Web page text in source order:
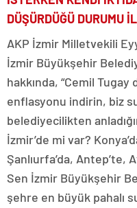
DÜŞÜRDÜĞÜ DURUMU
AKP İzmir Milletvekili
İzmir Büyükşehir
hakkında, “Cemil Tugay
enflasyonu indirin, biz
belediyecilikten
İzmir’de mi var?
Şanlıurfa’da, Antep’te,
Sen İzmir Büyükşehir
şehre en büyük pahalı